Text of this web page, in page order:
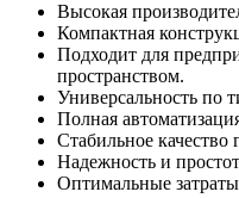
Высокая
Компактная
Подходит для
пространством.
Универсальность по
Полная
Стабильное качество
Надежность и
Оптимальные